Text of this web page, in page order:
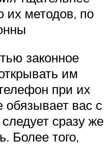
их методов, по
законное
им
при их
обязывает вас с
сразу же
Более того,